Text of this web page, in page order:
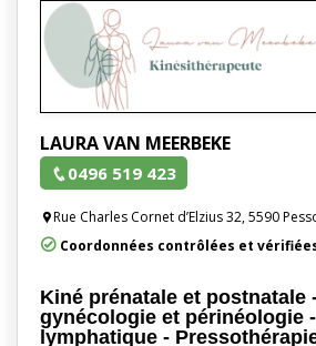
LAURA VAN MEERBEKE
0496 519 423
Rue Charles Cornet d’Elzius 32, 5590
Coordonnées contrôlées et
Kiné prénatale et postnatale
gynécologie et périnéologie
lymphatique -